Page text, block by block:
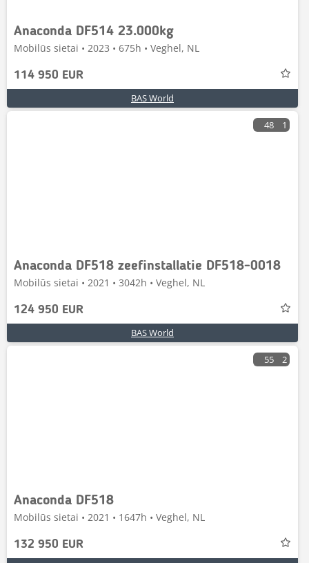
Anaconda DF514 23.000kg
Mobilūs sietai • 2023 • 675h • Veghel, NL
114 950 EUR
BAS World
48 1
Anaconda DF518 zeefinstallatie DF518-0018
Mobilūs sietai • 2021 • 3042h • Veghel, NL
124 950 EUR
BAS World
55 2
Anaconda DF518
Mobilūs sietai • 2021 • 1647h • Veghel, NL
132 950 EUR